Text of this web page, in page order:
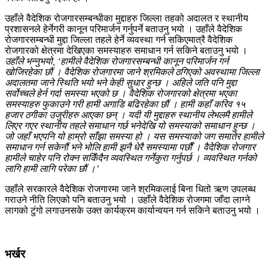
उहाँले वैदेशिक रोजगारसम्बन्धीका मुद्दाहरु जिल्ला तहको अदालत र स्थानीय
प्रशासनले हेर्नेगरी कानून परिमार्जन गर्नुपर्ने बताउनु भयो । उहाँले वैदेशिक
रोजगारसम्बन्धी मुद्दा जिल्ला तहले हेर्ने व्यवस्था गर्न सकिएमात्रै वैदेशिक
रोजगारको क्षेत्रमा देखिएका समस्याहरु समाधान गर्न सकिने बताउनु भयो ।
उहाँले भन्नुभयो, ‘हामीले वैदेशिक रोजगारसम्बन्धी कानून परिमार्जन गर्न
खोजिरहेका छौं । वैदेशिक रोजगारमा जाने श्रमिकले ठगिएको अवस्थामा जिल्ला
अदालतमा जाने स्थिति भयो भने केही सुधार हुन्छ । अहिले जति पनि मुद्दा
सर्वोच्चले हेर्न गर्दा समस्या भएको छ । वैदेशिक रोजगारको क्षेत्रमा भएका
समस्याहरु फुकाउने गरी हामी अगाडि बढिरहेका छौं । हामी कहाँ करिव १५
हजार ठगीका उजुरीहरु आएका छन् । यदी यी मुद्दाहरु स्थानीय लेभलमै हामीले
लिएर गएर स्थानीय तहले समाधान गर्छ भनेदेखि यो समस्याको समाधान हुन्छ ।
जो जहाँ भएपनि यो हाम्रो साँझा समस्या हो । यस समस्याको जग समातेर हामीले
समाधान गर्न सकेनौं भने भोलि हामी झनै धेरै समस्यामा पर्छौं । वैदेशिक रोजगार
हामीले चाहेर पनि रोक्न सकिँदैन व्यवस्थित गर्नेकुरा गर्नुपर्छ । व्यवस्थित गर्नको
लागि हामी लागि परेका छौं ।’
उहाँले सरकारले वैदेशिक रोजगारमा जाने श्रमिकलाई बिना धितो ऋण उपलब्ध
गराउने नीति लिएको पनि बताउनु भयो । उहाँले वैदेशिक रोजगमा जाँदा लाग्ने
लागको टुंगो लगाउनसके उक्त कार्यक्रम कार्यान्वयन गर्न सकिने बताउनु भयो ।
भर्खर